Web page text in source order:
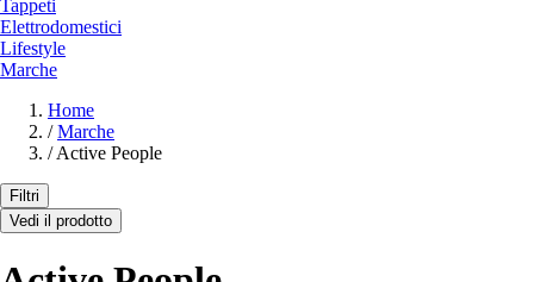
Tappeti
Elettrodomestici
Lifestyle
Marche
Home
/ Marche
/ Active People
Filtri
Vedi il prodotto